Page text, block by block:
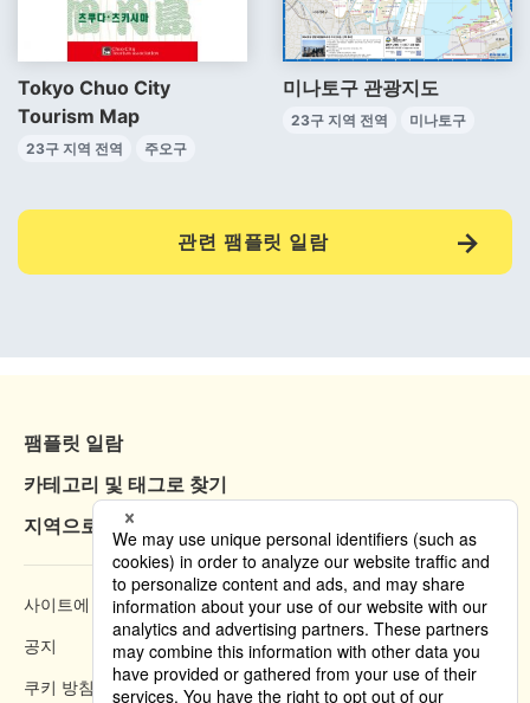
Tokyo Chuo City
Tourism Map
23구 지역 전역 주오구
미나토구 관광지도
23구 지역 전역 미나토구
관련 팸플릿 일람
팸플릿 일람
카테고리 및 태그로 찾기
지역으로 찾기
사이트에 대하여 열람 방법
공지 개인정보 보호 정책
쿠키 방침